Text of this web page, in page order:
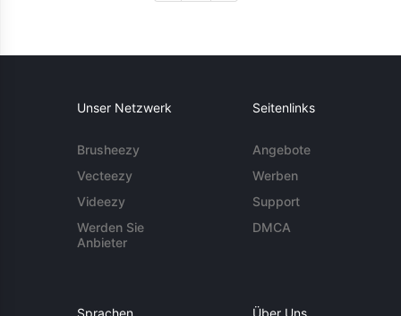
Unser Netzwerk
Brusheezy
Vecteezy
Videezy
Werden Sie
Anbieter
Seitenlinks
Angebote
Werben
Support
DMCA
Sprachen Über Uns